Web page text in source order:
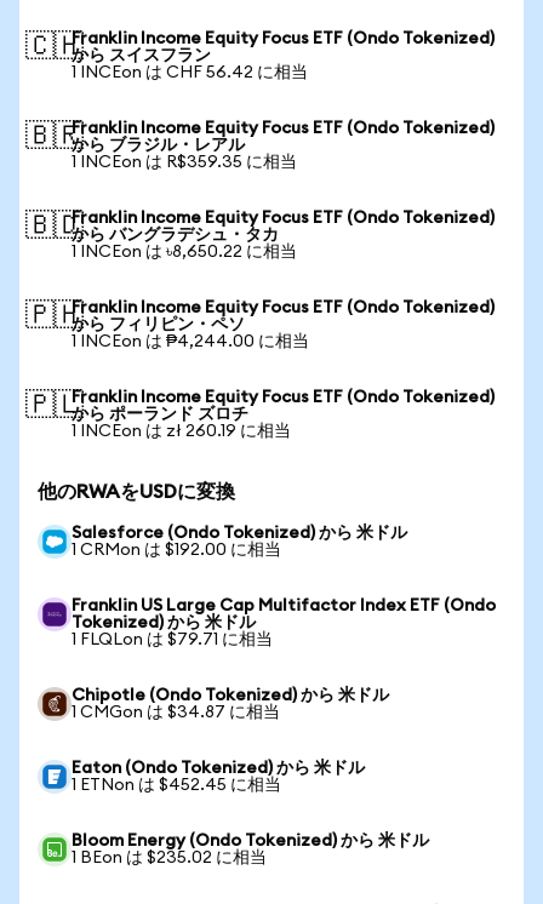
🇨🇭Franklin Income Equity Focus ETF (Ondo Tokenized)
から スイスフラン
1 INCEon は CHF 56.42 に相当
🇧🇷Franklin Income Equity Focus ETF (Ondo Tokenized)
から ブラジル・レアル
1 INCEon は R$359.35 に相当
🇧🇩Franklin Income Equity Focus ETF (Ondo Tokenized)
から バングラデシュ・タカ
1 INCEon は ৳8,650.22 に相当
🇵🇭Franklin Income Equity Focus ETF (Ondo Tokenized)
から フィリピン・ペソ
1 INCEon は ₱4,244.00 に相当
🇵🇱Franklin Income Equity Focus ETF (Ondo Tokenized)
から ポーランド ズロチ
1 INCEon は zł 260.19 に相当
他のRWAをUSDに変換
Salesforce (Ondo Tokenized) から 米ドル
1 CRMon は $192.00 に相当
Franklin US Large Cap Multifactor Index ETF (Ondo
Tokenized) から 米ドル
1 FLQLon は $79.71 に相当
Chipotle (Ondo Tokenized) から 米ドル
1 CMGon は $34.87 に相当
Eaton (Ondo Tokenized) から 米ドル
1 ETNon は $452.45 に相当
Bloom Energy (Ondo Tokenized) から 米ドル
1 BEon は $235.02 に相当